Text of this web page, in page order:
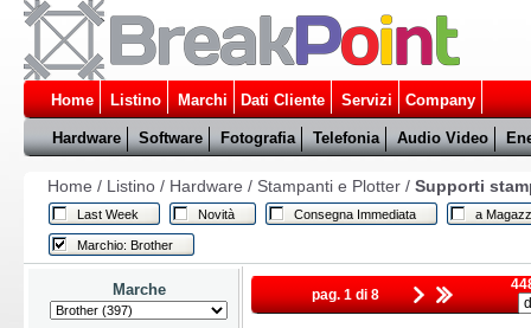
Home Listino Marchi Dati Cliente Servizi Company
Hardware Software Fotografia Telefonia Audio Video
Home / Listino/ Hardware / Stampanti e Plotter/ Supporti
Last Week Novità Consegna Immediata a
Marchio: Brother
Marche pag. 1 di 8